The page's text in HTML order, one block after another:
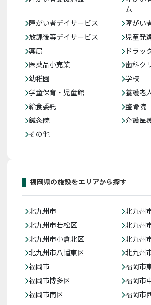
ム
障がい者デイサービス
障がい
放課後等デイサービス
児童発
薬局
ドラッ
医薬品小売業
歯科ク
幼稚園
学校
学童保育・児童館
養護老
給食委託
整骨院
鍼灸院
介護医
その他
福岡県の施設をエリアから探す
北九州市
北九州
北九州市若松区
北九州
北九州市小倉北区
北九州
北九州市八幡東区
北九州
福岡市
福岡市
福岡市博多区
福岡市
福岡市南区
福岡市